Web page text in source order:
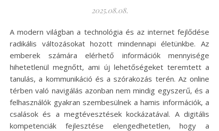
2025.08.08.
A modern világban a technológia és az internet fejlődése
radikális változásokat hozott mindennapi életünkbe. Az
emberek számára elérhető információk mennyisége
hihetetlenül megnőtt, ami új lehetőségeket teremtett a
tanulás, a kommunikáció és a szórakozás terén. Az online
térben való navigálás azonban nem mindig egyszerű, és a
felhasználók gyakran szembesülnek a hamis információk, a
csalások és a megtévesztések kockázatával. A digitális
kompetenciák fejlesztése elengedhetetlen, hogy a